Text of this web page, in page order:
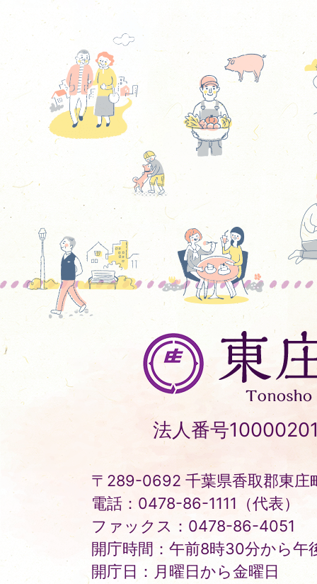
東
庄
町
Tonosho
Town
法人番号
〒289-0692 千葉県香取郡東庄
電話：0478-86-1111（代表）
ファックス：0478-86-4051
開庁時間：午前8時30分から午
開庁日：月曜日から金曜日